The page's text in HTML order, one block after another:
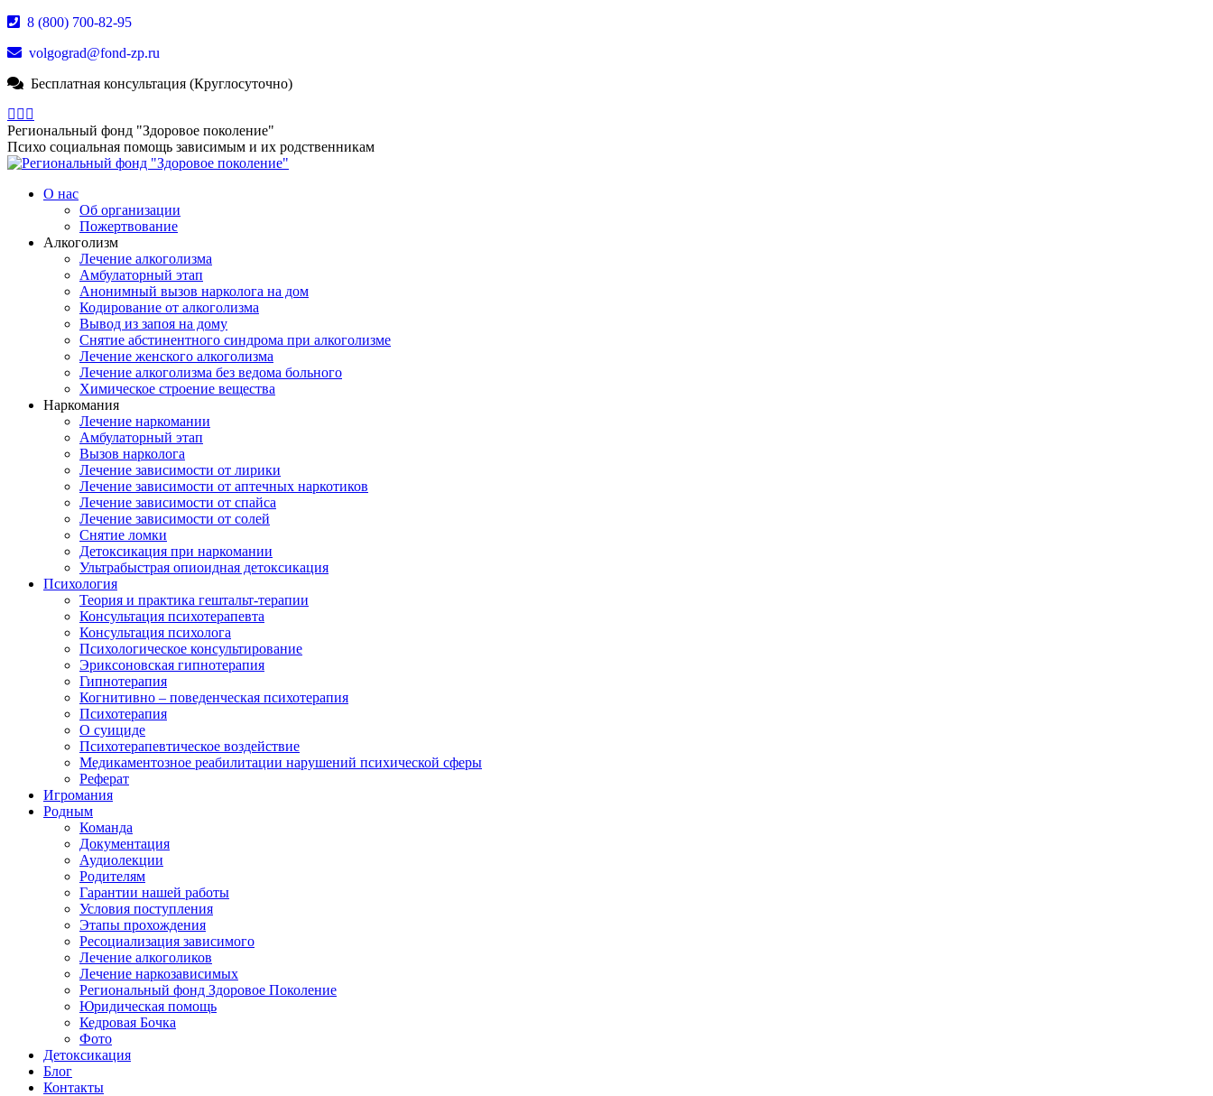
Перейти
содержанию
8 (800) 700-82-95
volgograd@fond-zp.ru
Бесплатная консультация (Круглосуточно)
Страница
Whatsapp
открывается
в
окне
Страница
Телеграм
открывается
в
окне
YouTube
открывается
в
окне
Региональный фонд "Здоровое поколение"
Психо социальная помощь зависимым и их родственникам
О нас
Об организации
Пожертвование
Алкоголизм
Лечение алкоголизма
Амбулаторный этап
Анонимный вызов нарколога на дом
Кодирование от алкоголизма
Вывод из запоя на дому
Снятие абстинентного синдрома при алкоголизме
Лечение женского алкоголизма
Лечение алкоголизма без ведома больного
Химическое строение вещества
Наркомания
Лечение наркомании
Амбулаторный этап
Вызов нарколога
Лечение зависимости от лирики
Лечение зависимости от аптечных наркотиков
Лечение зависимости от спайса
Лечение зависимости от солей
Снятие ломки
Детоксикация при наркомании
Ультрабыстрая опиоидная детоксикация
Психология
Теория и практика гештальт-терапии
Консультация психотерапевта
Консультация психолога
Психологическое консультирование
Эриксоновская гипнотерапия
Гипнотерапия
Когнитивно – поведенческая психотерапия
Психотерапия
О суициде
Психотерапевтическое воздействие
Медикаментозное реабилитации нарушений психической сферы
Реферат
Игромания
Родным
Команда
Документация
Аудиолекции
Родителям
Гарантии нашей работы
Условия поступления
Этапы прохождения
Ресоциализация зависимого
Лечение алкоголиков
Лечение наркозависимых
Региональный фонд Здоровое Поколение
Юридическая помощь
Кедровая Бочка
Фото
Детоксикация
Блог
Контакты